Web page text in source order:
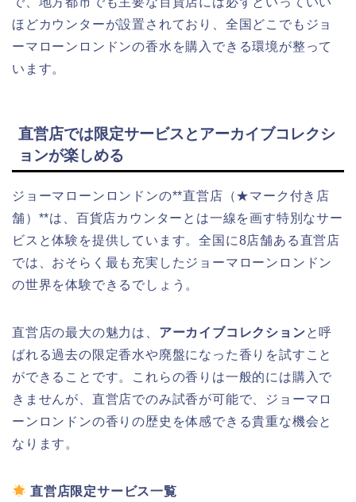
ほどカウンターが設置されており、全国どこでもジョ
ーマローンロンドンの香水を購入できる環境が整って
います。
直営店では限定サービスとアーカイブコレクシ
ョンが楽しめる
ジョーマローンロンドンの**直営店（★マーク付き店
舗）**は、百貨店カウンターとは一線を画す特別なサー
ビスと体験を提供しています。全国に8店舗ある直営店
では、おそらく最も充実したジョーマローンロンドン
の世界を体験できるでしょう。
直営店の最大の魅力は、 アーカイブコレクションと呼
ばれる過去の限定香水や廃盤になった香りを試すこと
ができることです。これらの香りは一般的には購入で
きませんが、直営店でのみ試香が可能で、ジョーマロ
ーンロンドンの香りの歴史を体感できる貴重な機会と
なります。
直営店限定サービス一覧